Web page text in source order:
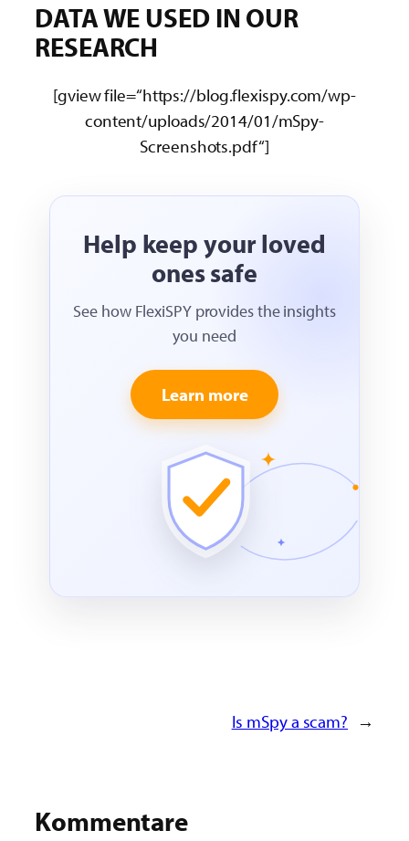
DATA WE USED IN OUR
RESEARCH
[gview file=“https://blog.flexispy.com/wp-
content/uploads/2014/01/mSpy-
Screenshots.pdf“]
Help keep your loved
ones safe
See how FlexiSPY provides the insights
you need
Learn more
Is mSpy a scam? →
Kommentare